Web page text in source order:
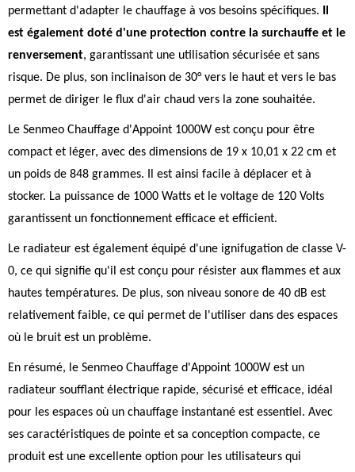
permettant d'adapter le chauffage à vos besoins spécifiques.
est également doté d'une protection contre la surchauffe et le
renversement, garantissant une utilisation sécurisée et sans
risque. De plus, son inclinaison de 30° vers le haut et vers le bas
permet de diriger le flux d'air chaud vers la zone souhaitée.
Le Senmeo Chauffage d'Appoint 1000W est conçu pour être
compact et léger, avec des dimensions de 19 x 10,01 x 22 cm et
un poids de 848 grammes. Il est ainsi facile à déplacer et à
stocker. La puissance de 1000 Watts et le voltage de 120 Volts
garantissent un fonctionnement efficace et efficient.
Le radiateur est également équipé d'une ignifugation de classe V-
0, ce qui signifie qu'il est conçu pour résister aux flammes et aux
hautes températures. De plus, son niveau sonore de 40 dB est
relativement faible, ce qui permet de l'utiliser dans des espaces
où le bruit est un problème.
En résumé, le Senmeo Chauffage d'Appoint 1000W est un
radiateur soufflant électrique rapide, sécurisé et efficace, idéal
pour les espaces où un chauffage instantané est essentiel. Avec
ses caractéristiques de pointe et sa conception compacte, ce
produit est une excellente option pour les utilisateurs qui